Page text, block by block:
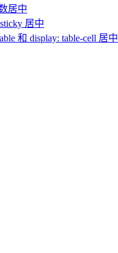
居中
居中
和 display: table-cell 居中